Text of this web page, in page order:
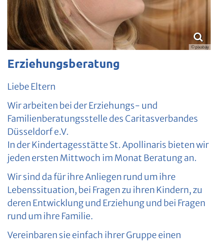
© pixabay
Erziehungsberatung
Liebe Eltern
Wir arbeiten bei der Erziehungs- und
Familienberatungsstelle des Caritasverbandes
Düsseldorf e.V.
In der Kindertagesstätte St. Apollinaris bieten wir
jeden ersten Mittwoch im Monat Beratung an.
Wir sind da für ihre Anliegen rund um ihre
Lebenssituation, bei Fragen zu ihren Kindern, zu
deren Entwicklung und Erziehung und bei Fragen
rund um ihre Familie.
Vereinbaren sie einfach ihrer Gruppe einen